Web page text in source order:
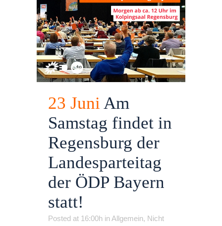
23 Juni Am
Samstag findet in
Regensburg der
Landesparteitag
der ÖDP Bayern
statt!
Posted at 16:00h inAllgemein, Nicht